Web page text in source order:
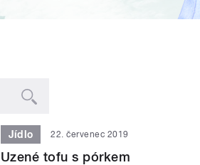
Jídlo 22. červenec 2019
Uzené tofu s pórkem